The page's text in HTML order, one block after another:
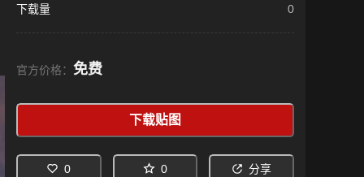
下载量
0
官方价格： 免费
下载贴图
0 0 分享